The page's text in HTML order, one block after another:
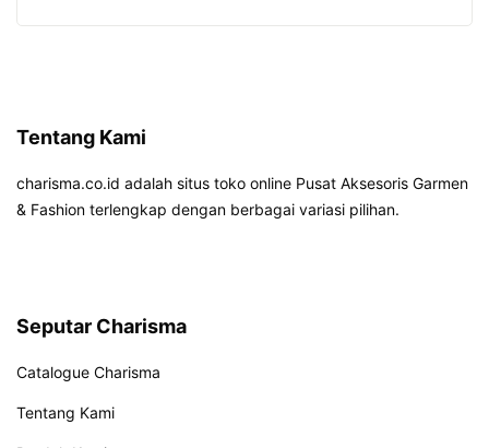
Tentang Kami
charisma.co.id adalah situs toko online Pusat Aksesoris Garmen
& Fashion terlengkap dengan berbagai variasi pilihan.
Seputar Charisma
Catalogue Charisma
Tentang Kami